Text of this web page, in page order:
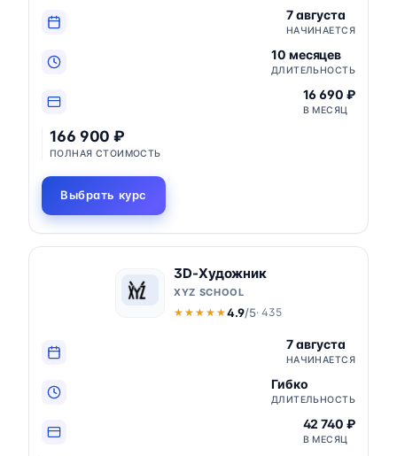
7 августа
НАЧИНАЕТСЯ
10 месяцев
ДЛИТЕЛЬНОСТЬ
16 690 ₽
В МЕСЯЦ
166 900 ₽
ПОЛНАЯ СТОИМОСТЬ
Выбрать курс
3D-Художник
XYZ SCHOOL
★★★★★
★★★★★4.9/5· 435
7 августа
НАЧИНАЕТСЯ
Гибко
ДЛИТЕЛЬНОСТЬ
42 740 ₽
В МЕСЯЦ